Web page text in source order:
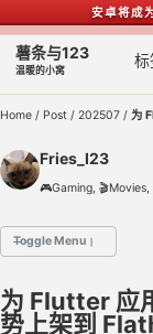
安卓将成
Skip to primary
Skip to content
Skip to footer
薯条与123
温暖的小窝
标
Home / Post / 202507 / 为
Fries_I23
🎮Gaming,
Toggle Menu
1️⃣ 桌上习惯 / Table Habit -
为 Flutter 应
势上架到